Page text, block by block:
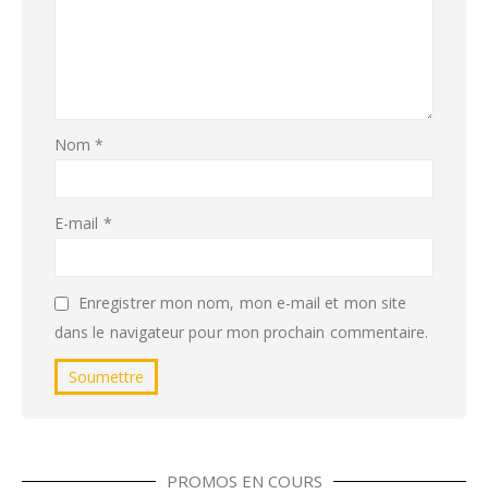
Nom*
E-mail *
Enregistrer mon nom, mon e-mail et mon site
dans le navigateur pour mon prochain commentaire.
PROMOS EN COURS